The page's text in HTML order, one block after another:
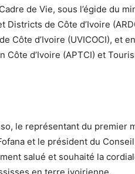
de Vie, sous l’égide du
Districts de Côte d’Ivoire
Côte d’Ivoire (UVICOCI), et
Côte d’Ivoire (APTCI) et
le représentant du premier
et le président du
salué et souhaité la